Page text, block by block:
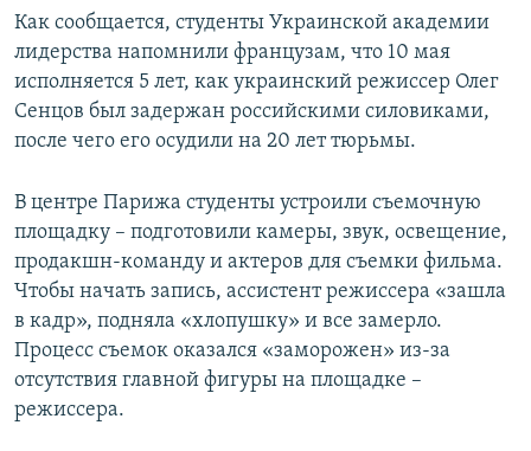
Как сообщается, студенты Украинской академии
лидерства напомнили французам, что 10 мая
исполняется 5 лет, как украинский режиссер Олег
Сенцов был задержан российскими силовиками,
после чего его осудили на 20 лет тюрьмы.
В центре Парижа студенты устроили съемочную
площадку – подготовили камеры, звук, освещение,
продакшн-команду и актеров для съемки фильма.
Чтобы начать запись, ассистент режиссера «зашла
в кадр», подняла «хлопушку» и все замерло.
Процесс съемок оказался «заморожен» из-за
отсутствия главной фигуры на площадке –
режиссера.